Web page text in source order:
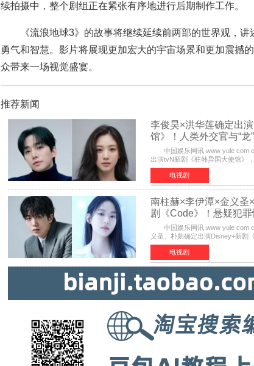
续拍摄中，整个剧组正在紧张有序地进行后期制作工作。
《流浪地球3》的故事将继续延续前两部的世界观，讲
勇气和智慧。影片将展现更加宏大的宇宙场景和更加震撼
众带来一场视觉盛宴。
推荐新闻
李俊昊×洪华莲确定出
馆》！人类外交官与“龙
中国娱乐网讯 www yule com
出演tvN新剧《驻韩异国大使馆
该剧讲述了一位因管理驻韩异国大
电视剧
南柱赫×李伊潭×金义圣
剧《Code》！悬疑犯
中国娱乐网讯 www yule com
义圣、朴勋确定出演Disney+新剧
引发高度关注。 本剧改编自同名
电视剧